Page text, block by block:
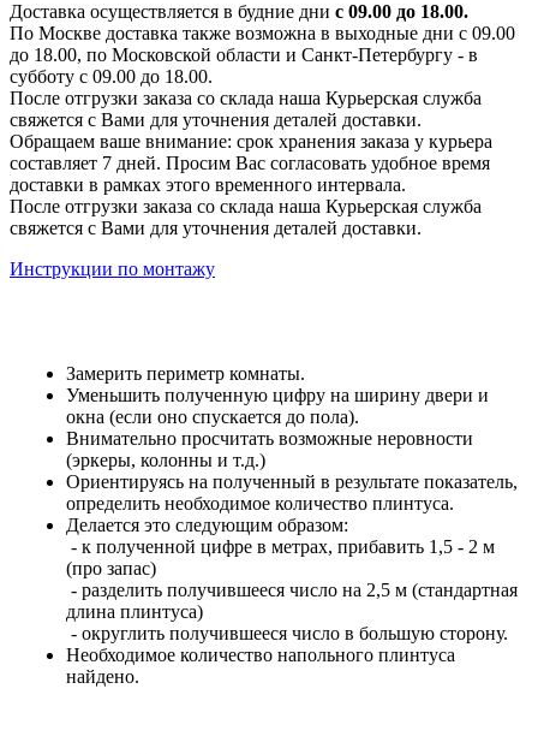
Доставка осуществляется в будние дни с 09.00 до 18.00.
По Москве доставка также возможна в выходные дни с 09.00
до 18.00, по Московской области и Санкт-Петербургу - в
субботу с 09.00 до 18.00.
После отгрузки заказа со склада наша Курьерская служба
свяжется с Вами для уточнения деталей доставки.
Обращаем ваше внимание: срок хранения заказа у курьера
составляет 7 дней. Просим Вас согласовать удобное время
доставки в рамках этого временного интервала.
После отгрузки заказа со склада наша Курьерская служба
свяжется с Вами для уточнения деталей доставки.
Инструкции по монтажу
Замерить периметр комнаты.
Уменьшить полученную цифру на ширину двери и
окна (если оно спускается до пола).
Внимательно просчитать возможные неровности
(эркеры, колонны и т.д.)
Ориентируясь на полученный в результате показатель,
определить необходимое количество плинтуса.
Делается это следующим образом:
- к полученной цифре в метрах, прибавить 1,5 - 2 м
(про запас)
- разделить получившееся число на 2,5 м (стандартная
длина плинтуса)
- округлить получившееся число в большую сторону.
Необходимое количество напольного плинтуса
найдено.